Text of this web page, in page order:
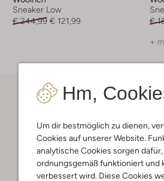
Hm,
Um dir bestmöglich zu dienen,
Cookies auf unserer Website.
analytische Cookies sorgen
ordnungsgemäß funktioniert und
verbessert wird. Diese Cookies
Sneaker Low
€ 244,99 € 121,99
€
+